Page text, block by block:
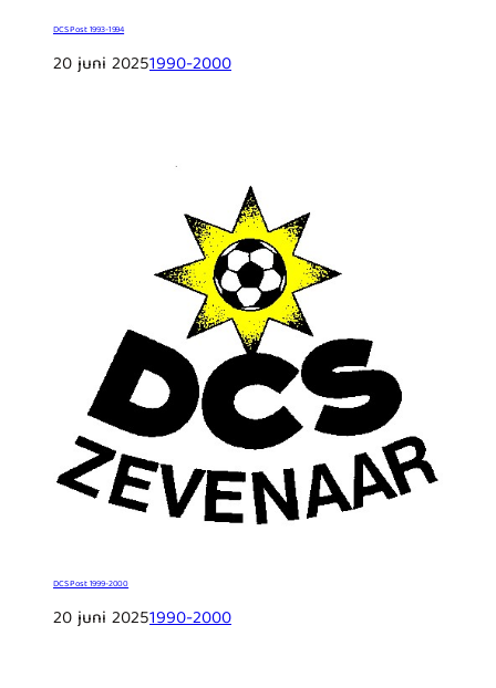
DCS Post 1993-1994
20 juni 20251990-2000
DCS Post 1999-2000
20 juni 20251990-2000